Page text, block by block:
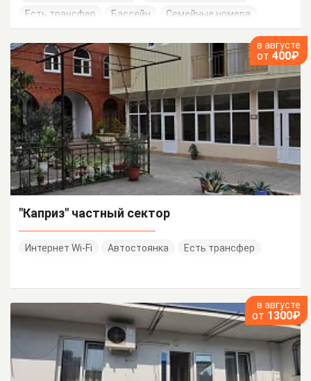
Есть трансфер
Бассейн Семейные номера
в августе
от 400₽
"Каприз" частный сектор
Интернет Wi-Fi Автостоянка Есть трансфер
в августе
от 1300₽